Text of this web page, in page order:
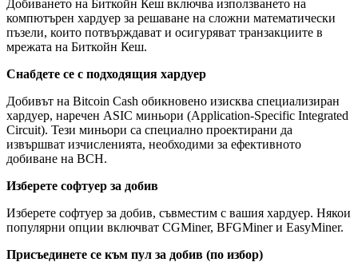
Добиването на Биткойн Кеш включва използването на
компютърен хардуер за решаване на сложни математически
пъзели, които потвърждават и осигуряват транзакциите в
мрежата на Биткойн Кеш.
Снабдете се с подходящия хардуер
Добивът на Bitcoin Cash обикновено изисква специализиран
хардуер, наречен ASIC миньори (Application-Specific Integrated
Circuit). Тези миньори са специално проектирани да
извършват изчисленията, необходими за ефективното
добиване на BCH.
Изберете софтуер за добив
Изберете софтуер за добив, съвместим с вашия хардуер. Някои
популярни опции включват CGMiner, BFGMiner и EasyMiner.
Присъединете се към пул за добив (по избор)